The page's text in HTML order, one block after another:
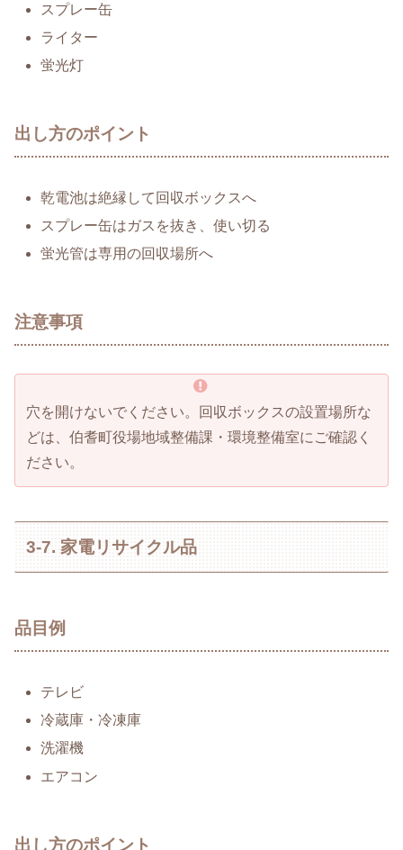
スプレー缶
ライター
蛍光灯
出し方のポイント
乾電池は絶縁して回収ボックスへ
スプレー缶はガスを抜き、使い切る
蛍光管は専用の回収場所へ
注意事項
穴を開けないでください。回収ボックスの設置場所な
どは、伯耆町役場地域整備課・環境整備室にご確認く
ださい。
3-7. 家電リサイクル品
品目例
テレビ
冷蔵庫・冷凍庫
洗濯機
エアコン
出し方のポイント